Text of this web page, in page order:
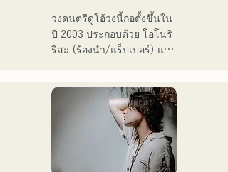
ในปี 2024 โดยเป็นตัวแทน
ของ J:COM ฟุกุโอกะ คุมาโม
โตะ และชิโมโนเซกิ ทำให้
พวกเขาเป็นวงที่น่าจับตามอง
วงดนตรีดูโอ้วงนี้ก่อตั้งขึ้นใน
ปี 2003 ประกอบด้วย โอโนริ
ริสะ (ร้องนำ/แร็ปเปอร์) และ
ข้อความที่ตรงไปตรงมาแต่
ทรงพลังเข้ากับมุมมองโลกที่
อ่อนโยน และเสียงร้องที่
อบอุ่นแต่ทรงพลัง ซึ่งสามารถ
สัมผัสหัวใจของผู้ฟังได้อย่าง